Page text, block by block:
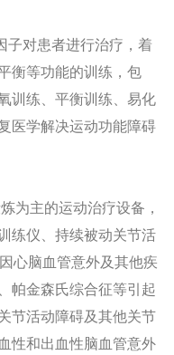
子对患者进行治疗，着
衡等功能的训练，包
训练、平衡训练、易化
医学解决运动功能障碍
为主的运动治疗设备，
练仪、持续被动关节活
心脑血管意外及其他疾
帕金森氏综合征等引起
节活动障碍及其他关节
性和出血性脑血管意外